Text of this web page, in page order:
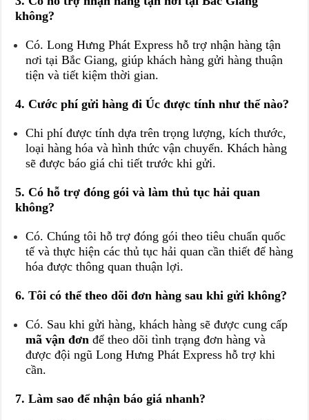
không?
Có. Long Hưng Phát Express hỗ trợ nhận hàng tận
nơi tại Bắc Giang, giúp khách hàng gửi hàng thuận
tiện và tiết kiệm thời gian.
4. Cước phí gửi hàng đi Úc được tính như thế nào?
Chi phí được tính dựa trên trọng lượng, kích thước,
loại hàng hóa và hình thức vận chuyển. Khách hàng
sẽ được báo giá chi tiết trước khi gửi.
5. Có hỗ trợ đóng gói và làm thủ tục hải quan
không?
Có. Chúng tôi hỗ trợ đóng gói theo tiêu chuẩn quốc
tế và thực hiện các thủ tục hải quan cần thiết để hàng
hóa được thông quan thuận lợi.
6. Tôi có thể theo dõi đơn hàng sau khi gửi không?
Có. Sau khi gửi hàng, khách hàng sẽ được cung cấp
mã vận đơn để theo dõi tình trạng đơn hàng và
được đội ngũ Long Hưng Phát Express hỗ trợ khi
cần.
7. Làm sao để nhận báo giá nhanh?